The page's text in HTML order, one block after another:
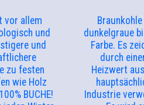
vor allem
und
und
zu festen
wie Holz
BUCHE!
dunkelgraue
Farbe. Es
durch
Heizwert
Industrie